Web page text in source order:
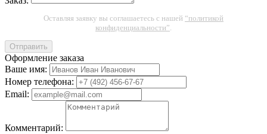
Оставляя заявку вы соглашаетесь с нашей “политикой
конфиденциальности”.
Отправить
Оформление заказа
Ваше имя:
Номер телефона:
Email:
Комментарий: